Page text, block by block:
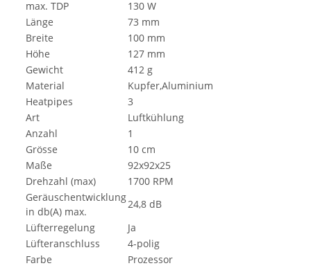
max. TDP
130 W
Länge
73 mm
Breite
100 mm
Höhe
127 mm
Gewicht
412 g
Material
Kupfer,Aluminium
Heatpipes
3
Art
Luftkühlung
Anzahl
1
Grösse
10 cm
Maße
92x92x25
Drehzahl (max)
1700 RPM
Geräuschentwicklung
in db(A) max.
24,8 dB
Lüfterregelung
Ja
Lüfteranschluss
4-polig
Farbe
Prozessor